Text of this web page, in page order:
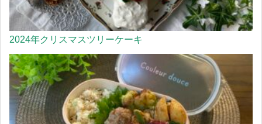
2024年クリスマスツリーケーキ